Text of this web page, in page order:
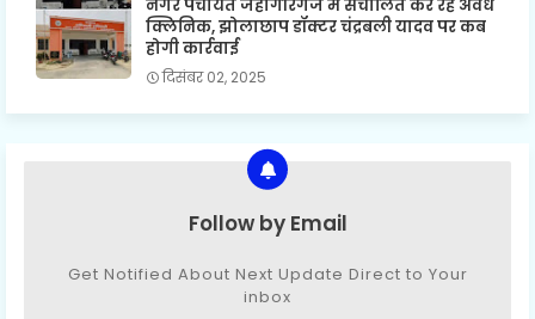
नगर पंचायत जहागीरगंज में संचालित कर रहे अवैध
क्लिनिक, झोलाछाप डॉक्टर चंद्रबली यादव पर कब
होगी कार्रवाई
दिसंबर 02, 2025
Follow by Email
Get Notified About Next Update Direct to Your
inbox